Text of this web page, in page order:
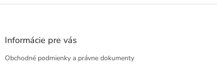
Z
Informácie pre vás
Obchodné podmienky a právne dokumenty